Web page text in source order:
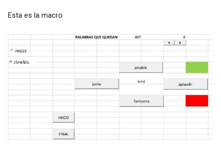
Esta es la macro